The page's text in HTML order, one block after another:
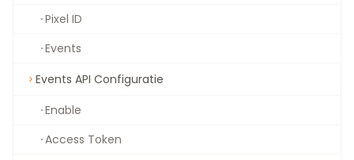
Pixel ID
Events
Events API Configuratie
Enable
Access Token